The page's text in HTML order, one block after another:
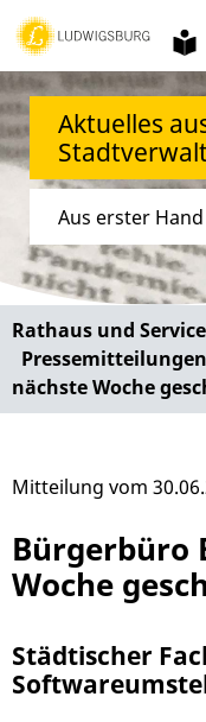
Aktuelles
Aus erster
Rathaus und Service
Pressemitteilungen
nächste Woche
Bürgerbüro
Woche
Städtischer
Mitteilung vom